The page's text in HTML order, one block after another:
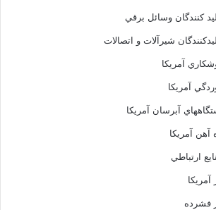
کنندگان وسائل برقي
شيرآلات و اتصالات
آمريکا
آمريکا
آبرسان آمريکا
آهن آمريکا
ارتباطي
آمريکا
فشرده